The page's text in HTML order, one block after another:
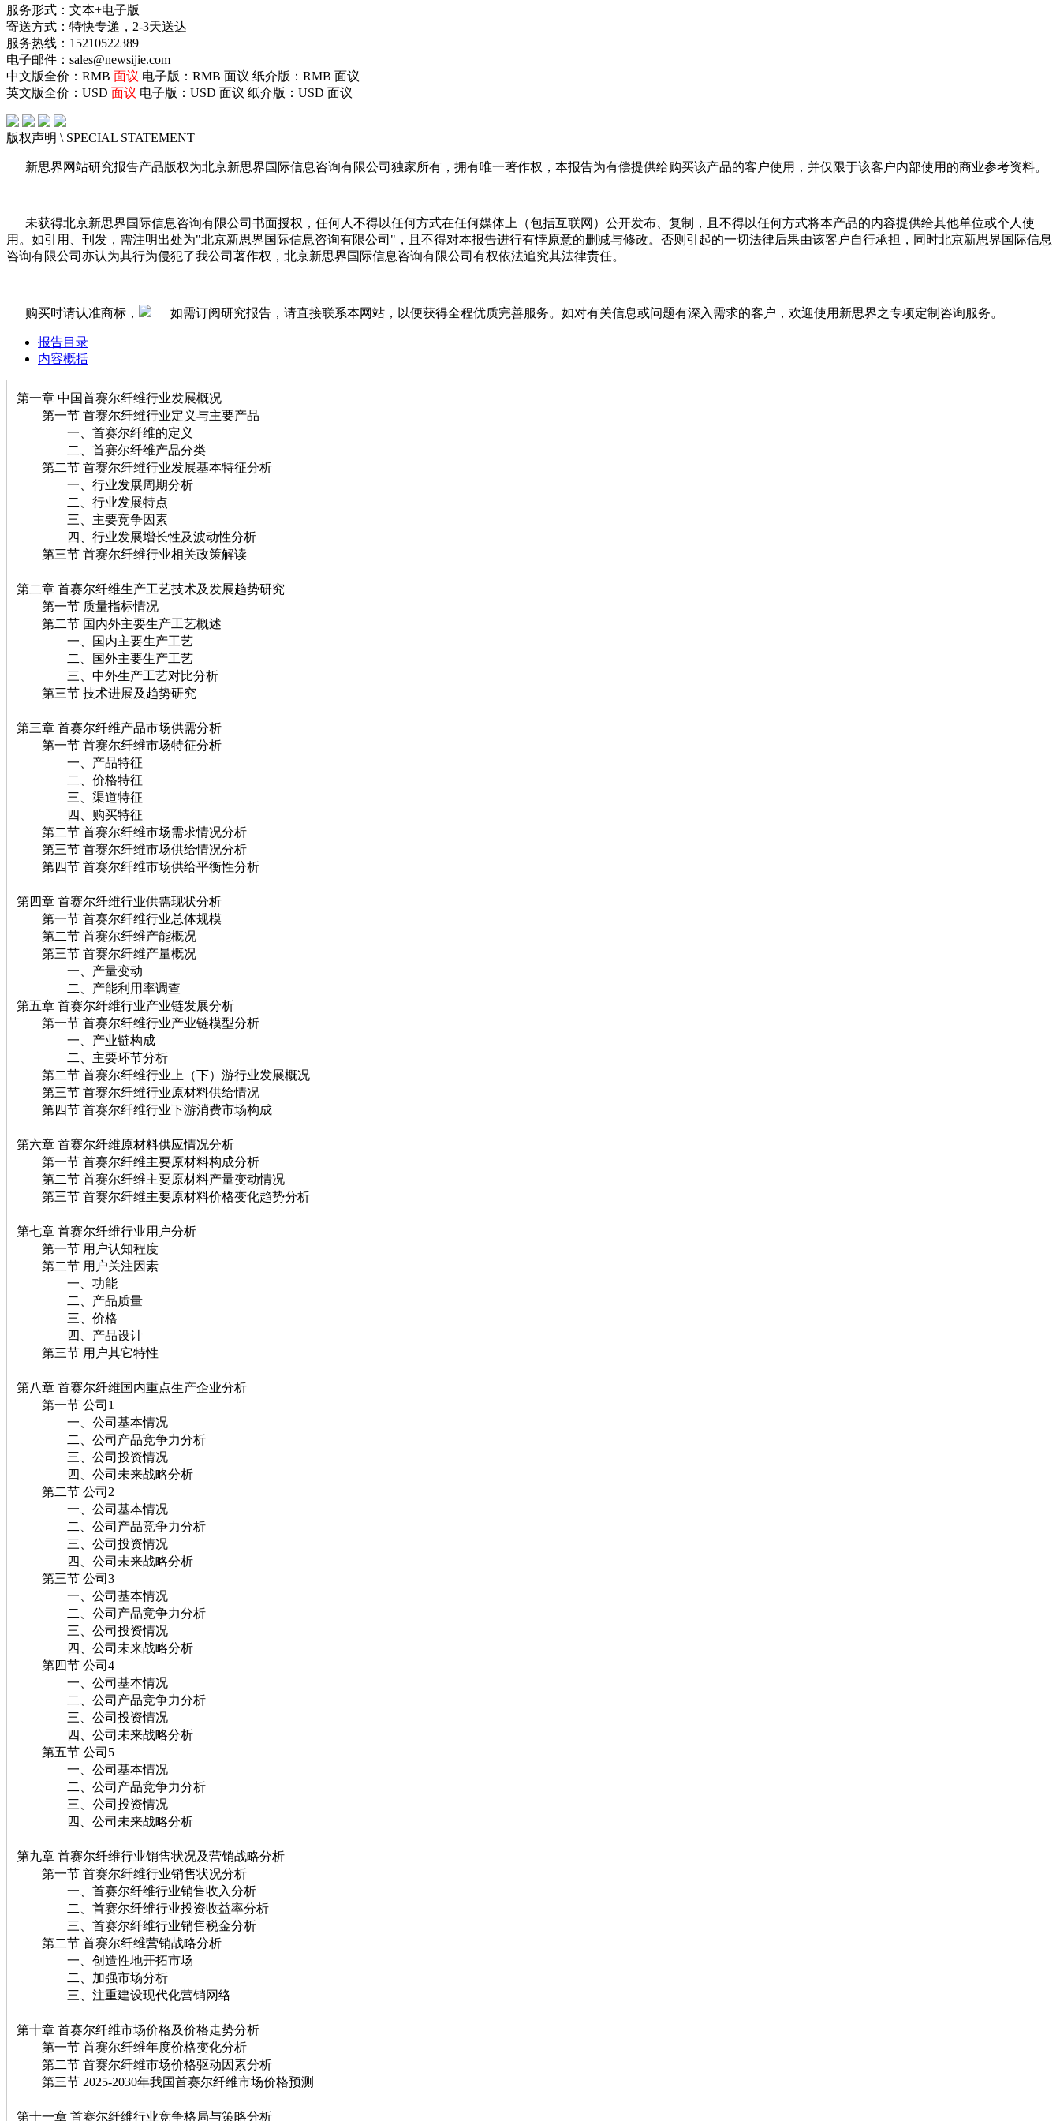
服务形式：文本+电子版
寄送方式：特快专递，2-3天送达
服务热线：15210522389
电子邮件：sales@newsijie.com
中文版全价：RMB 面议 电子版：RMB 面议 纸介版：RMB 面议
英文版全价：USD 面议 电子版：USD 面议 纸介版：USD 面议
版权声明 \ SPECIAL STATEMENT
新思界网站研究报告产品版权为北京新思界国际信息咨询有限公司独家所有，拥有唯一著作权，本报告为有偿提供给购买该产品的客户使用，并仅限于该客户内部使用的商业参考资料。
未获得北京新思界国际信息咨询有限公司书面授权，任何人不得以任何方式在任何媒体上（包括互联网）公开发布、复制，且不得以任何方式将本产品的内容提供给其他单位或个人使
用。如引用、刊发，需注明出处为"北京新思界国际信息咨询有限公司"，且不得对本报告进行有悖原意的删减与修改。否则引起的一切法律后果由该客户自行承担，同时北京新思界国际信息
咨询有限公司亦认为其行为侵犯了我公司著作权，北京新思界国际信息咨询有限公司有权依法追究其法律责任。
购买时请认准商标， 如需订阅研究报告，请直接联系本网站，以便获得全程优质完善服务。如对有关信息或问题有深入需求的客户，欢迎使用新思界之专项定制咨询服务。
报告目录
内容概括
第一章 中国首赛尔纤维行业发展概况
第一节 首赛尔纤维行业定义与主要产品
一、首赛尔纤维的定义
二、首赛尔纤维产品分类
第二节 首赛尔纤维行业发展基本特征分析
一、行业发展周期分析
二、行业发展特点
三、主要竞争因素
四、行业发展增长性及波动性分析
第三节 首赛尔纤维行业相关政策解读
第二章 首赛尔纤维生产工艺技术及发展趋势研究
第一节 质量指标情况
第二节 国内外主要生产工艺概述
一、国内主要生产工艺
二、国外主要生产工艺
三、中外生产工艺对比分析
第三节 技术进展及趋势研究
第三章 首赛尔纤维产品市场供需分析
第一节 首赛尔纤维市场特征分析
一、产品特征
二、价格特征
三、渠道特征
四、购买特征
第二节 首赛尔纤维市场需求情况分析
第三节 首赛尔纤维市场供给情况分析
第四节 首赛尔纤维市场供给平衡性分析
第四章 首赛尔纤维行业供需现状分析
第一节 首赛尔纤维行业总体规模
第二节 首赛尔纤维产能概况
第三节 首赛尔纤维产量概况
一、产量变动
二、产能利用率调查
第五章 首赛尔纤维行业产业链发展分析
第一节 首赛尔纤维行业产业链模型分析
一、产业链构成
二、主要环节分析
第二节 首赛尔纤维行业上（下）游行业发展概况
第三节 首赛尔纤维行业原材料供给情况
第四节 首赛尔纤维行业下游消费市场构成
第六章 首赛尔纤维原材料供应情况分析
第一节 首赛尔纤维主要原材料构成分析
第二节 首赛尔纤维主要原材料产量变动情况
第三节 首赛尔纤维主要原材料价格变化趋势分析
第七章 首赛尔纤维行业用户分析
第一节 用户认知程度
第二节 用户关注因素
一、功能
二、产品质量
三、价格
四、产品设计
第三节 用户其它特性
第八章 首赛尔纤维国内重点生产企业分析
第一节 公司1
一、公司基本情况
二、公司产品竞争力分析
三、公司投资情况
四、公司未来战略分析
第二节 公司2
一、公司基本情况
二、公司产品竞争力分析
三、公司投资情况
四、公司未来战略分析
第三节 公司3
一、公司基本情况
二、公司产品竞争力分析
三、公司投资情况
四、公司未来战略分析
第四节 公司4
一、公司基本情况
二、公司产品竞争力分析
三、公司投资情况
四、公司未来战略分析
第五节 公司5
一、公司基本情况
二、公司产品竞争力分析
三、公司投资情况
四、公司未来战略分析
第九章 首赛尔纤维行业销售状况及营销战略分析
第一节 首赛尔纤维行业销售状况分析
一、首赛尔纤维行业销售收入分析
二、首赛尔纤维行业投资收益率分析
三、首赛尔纤维行业销售税金分析
第二节 首赛尔纤维营销战略分析
一、创造性地开拓市场
二、加强市场分析
三、注重建设现代化营销网络
第十章 首赛尔纤维市场价格及价格走势分析
第一节 首赛尔纤维年度价格变化分析
第二节 首赛尔纤维市场价格驱动因素分析
第三节 2025-2030年我国首赛尔纤维市场价格预测
第十一章 首赛尔纤维行业竞争格局与策略分析